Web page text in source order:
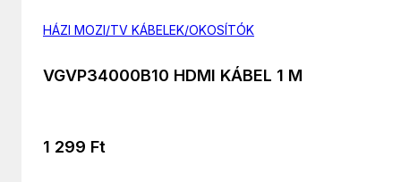
HÁZI MOZI/TV KÁBELEK/OKOSÍTÓK
VGVP34000B10 HDMI KÁBEL 1 M
1 299 Ft